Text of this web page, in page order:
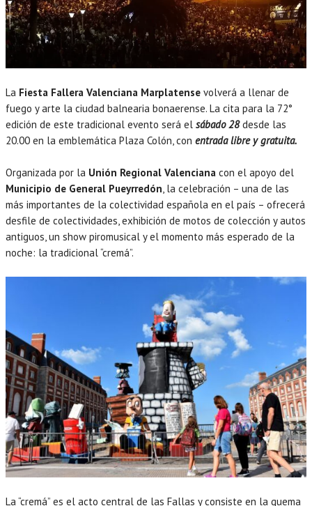
La Fiesta Fallera Valenciana Marplatense volverá a llenar de
fuego y arte la ciudad balnearia bonaerense. La cita para la 72°
edición de este tradicional evento será el sábado 28desde las
20.00 en la emblemática Plaza Colón, con entrada libre y gratuita.
Organizada por la Unión Regional Valenciana con el apoyo del
Municipio de General Pueyrredón , la celebración – una de las
más importantes de la colectividad española en el país – ofrecerá
desfile de colectividades, exhibición de motos de colección y autos
antiguos, un show piromusical y el momento más esperado de la
noche: la tradicional “cremá”.
La “cremá” es el acto central de las Fallas y consiste en la quema